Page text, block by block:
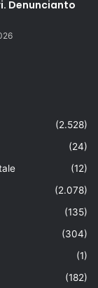
Denuncianto
(2.528)
(24)
(12)
(2.078)
(135)
(304)
(1)
(182)